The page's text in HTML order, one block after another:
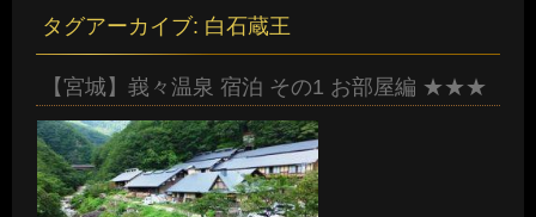
タグアーカイブ: 白石蔵王
【宮城】峩々温泉 宿泊 その1 お部屋編 ★★★